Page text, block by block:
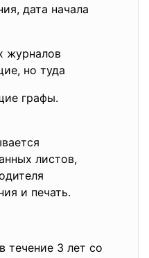
дата начала
журналов
но туда
графы.
листов,
и печать.
течение 3 лет со